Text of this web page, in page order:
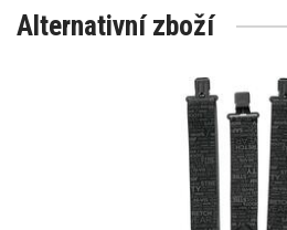
Alternativní zboží